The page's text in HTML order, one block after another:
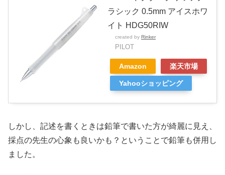
ラシック 0.5mm アイスホワ
イト HDG50RIW
created by Rinker
PILOT
Amazon 楽天市場
Yahooショッピング
しかし、記述を書くときは鉛筆で書いた方が綺麗に見え、
採点の先生の心象も良いかも？ということで鉛筆も併用し
ました。